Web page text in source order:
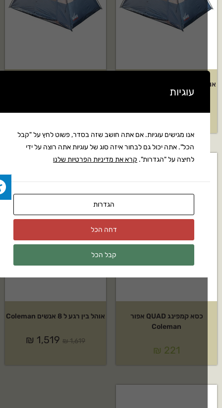
Outdoor
כסא קמפינג QUAD אפור
Coleman
₪221
מבצע!
אוהל בין רגע ל 8 אנשים Coleman
₪1,619
₪1,519
עוגיות
אנו מגישים עוגיות. אם אתה חושב שזה בסדר, פשוט לחץ על "קבל
הכל". אתה יכול גם לבחור איזה סוג של עוגיות אתה רוצה על ידי
לחיצה על "הגדרות".קרא את מדיניות הפרטיות שלנו
הגדרות
דחה הכל
קבל הכל